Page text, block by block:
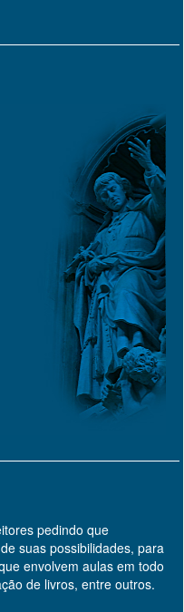
pedindo que
suas possibilidades, para
envolvem aulas em todo
de livros, entre outros.